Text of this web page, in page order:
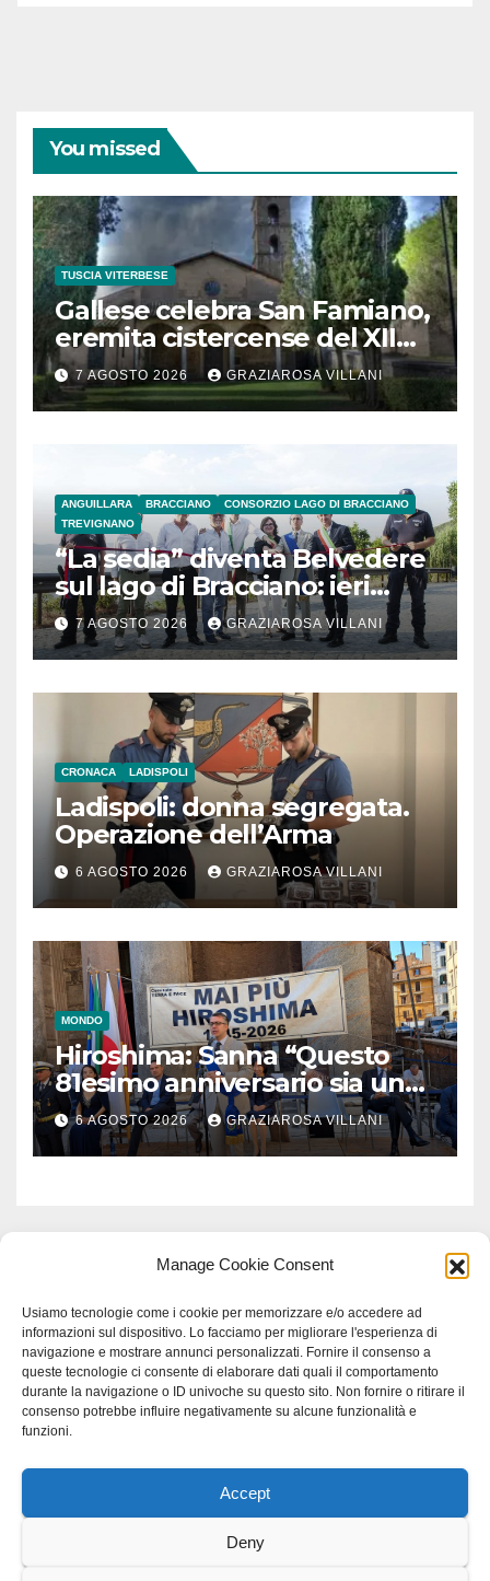
Manage Cookie Consent
Usiamo tecnologie come i cookie per memorizzare e/o accedere ad
informazioni sul dispositivo. Lo facciamo per migliorare l'esperienza di
navigazione e mostrare annunci personalizzati. Fornire il consenso a
queste tecnologie ci consente di elaborare dati quali il comportamento
durante la navigazione o ID univoche su questo sito. Non fornire o ritirare il
consenso potrebbe influire negativamente su alcune funzionalità e
funzioni.
Accept
Deny
You missed
TUSCIA VITERBESE
Gallese celebra San Famiano,
eremita cistercense del XII
secolo
7 AGOSTO 2026 GRAZIAROSA VILLANI
ANGUILLARA BRACCIANO
CONSORZIO LAGO DI BRACCIANO
TREVIGNANO
“La sedia” diventa Belvedere
sul lago di Bracciano: ieri
l’inaugurazione
7 AGOSTO 2026 GRAZIAROSA VILLANI
CRONACA LADISPOLI
Ladispoli: donna segregata.
Operazione dell’Arma
6 AGOSTO 2026 GRAZIAROSA VILLANI
MONDO
Hiroshima: Sanna “Questo
81esimo anniversario sia un
monito per tutti”
6 AGOSTO 2026 GRAZIAROSA VILLANI
Proudly powered by WordPress|Tema: Newspaperex di
Scienza studio specialistico bracciano